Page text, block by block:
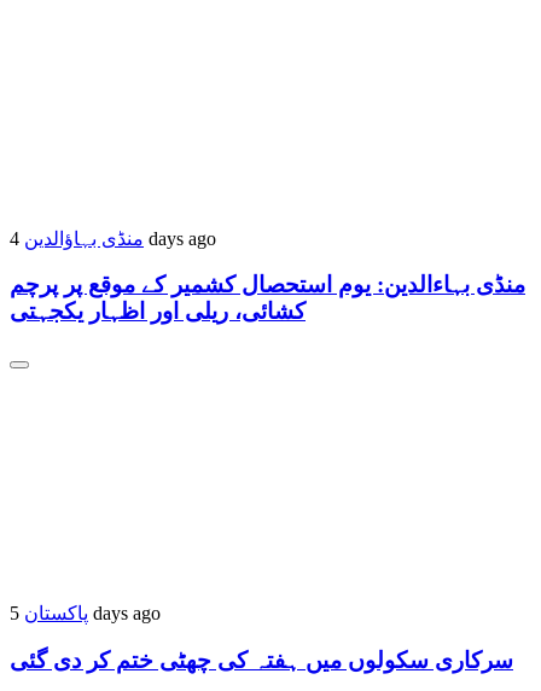
منڈی بہاؤالدین 4 days ago
منڈی بہاءالدین: یوم استحصال کشمیر کے موقع پر پرچم
کشائی، ریلی اور اظہار یکجہتی
پاکستان 5 days ago
سرکاری سکولوں میں ہفتہ کی چھٹی ختم کر دی گئی